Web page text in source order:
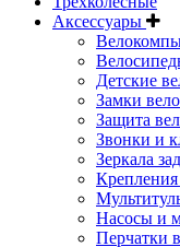
Аксессуары
Детские
Замки
Защита
Звонки и
Зеркала
Крепления
Насосы и
Перчатки